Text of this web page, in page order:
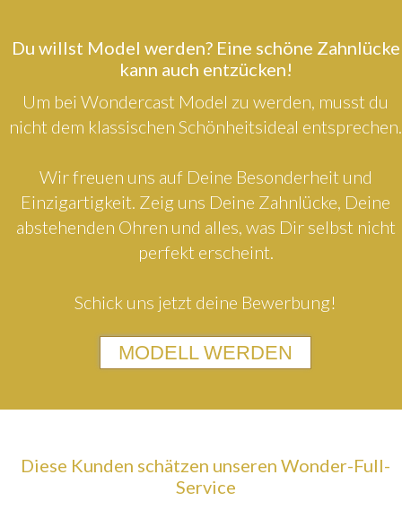
Du willst Model werden? Eine schöne Zahnlücke
kann auch entzücken!
Um bei Wondercast Model zu werden, musst du
nicht dem klassischen Schönheitsideal entsprechen.
Wir freuen uns auf Deine Besonderheit und
Einzigartigkeit. Zeig uns Deine Zahnlücke, Deine
abstehenden Ohren und alles, was Dir selbst nicht
perfekt erscheint.
Schick uns jetzt deine Bewerbung!
MODELL WERDEN
Diese Kunden schätzen unseren Wonder-Full-
Service